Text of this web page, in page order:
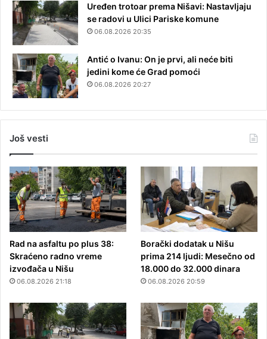
Uređen trotoar prema Nišavi: Nastavljaju
se radovi u Ulici Pariske komune
06.08.2026 20:35
Antić o Ivanu: On je prvi, ali neće biti
jedini kome će Grad pomoći
06.08.2026 20:27
Još vesti
Rad na asfaltu po plus 38:
Skraćeno radno vreme
izvođača u Nišu
06.08.2026 21:18
Borački dodatak u Nišu
prima 214 ljudi: Mesečno od
18.000 do 32.000 dinara
06.08.2026 20:59